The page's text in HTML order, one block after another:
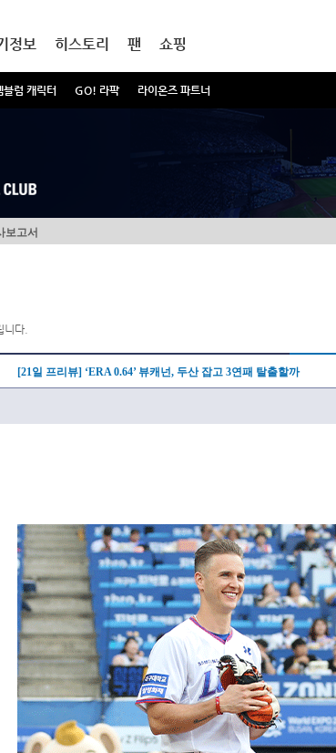
블럼 캐릭터 GO! 라팍 라이온즈 파트너
정보 히스토리 팬 쇼핑
보고서
다.
[21일 프리뷰] ‘ERA 0.64’ 뷰캐넌, 두산 잡고 3연패 탈출할까